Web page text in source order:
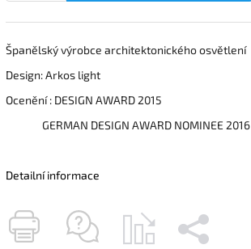
Španělský výrobce architektonického osvětlení
Design: Arkos light
Ocenění : DESIGN AWARD 2015
GERMAN DESIGN AWARD NOMINEE 2016
Detailní informace